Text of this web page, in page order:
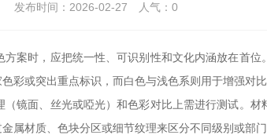
发布时间：2026-02-27 人气： 0
案时，应把统一性、可识别性和文化内涵放在首
彩或突出重点标识，而白色与浅色系则用于增强对比
镜面、丝光或啞光）和色彩对比上需进行测试。
材质、色块分区或细节纹理来区分不同级别或部门